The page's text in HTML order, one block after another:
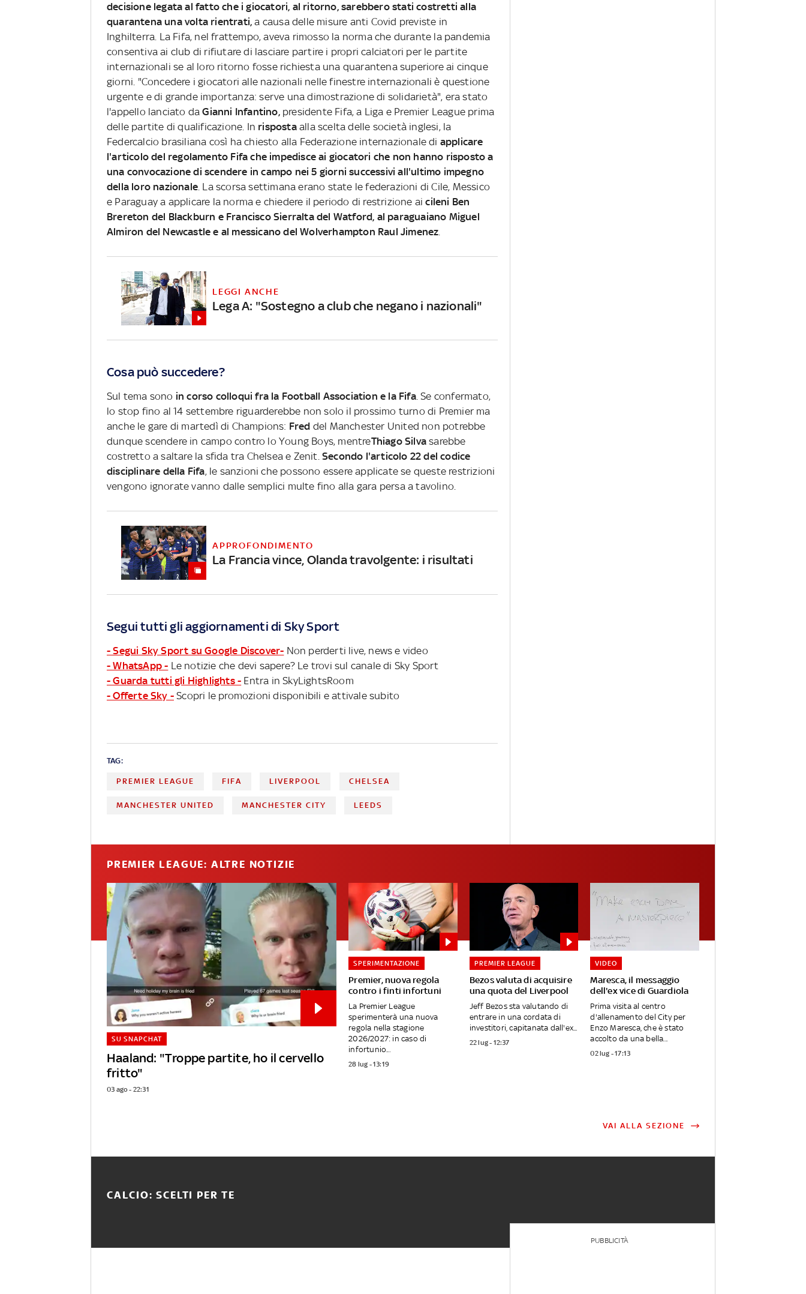
decisione legata al fatto che i giocatori, al ritorno, sarebbero stati costretti alla
quarantena una volta rientrati,a causa delle misure anti Covid previste in
Inghilterra. La Fifa, nel frattempo, aveva rimosso la norma che durante la pandemia
consentiva ai club di rifiutare di lasciare partire i propri calciatori per le partite
internazionali se al loro ritorno fosse richiesta una quarantena superiore ai cinque
giorni. "Concedere i giocatori alle nazionali nelle finestre internazionali è questione
urgente e di grande importanza: serve una dimostrazione di solidarietà", era stato
l'appello lanciato daGianni Infantino,presidente Fifa, a Liga e Premier League prima
delle partite di qualificazione. In rispostaalla scelta delle società inglesi, la
Federcalcio brasiliana così ha chiesto alla Federazione internazionale di applicare
l'articolo del regolamento Fifa che impedisce ai giocatori che non hanno risposto a
una convocazione di scendere in campo nei 5 giorni successivi all'ultimo impegno
della loro nazionale. La scorsa settimana erano state le federazioni di Cile, Messico
e Paraguay a applicare la norma e chiedere il periodo di restrizione aicileni Ben
Brereton del Blackburn e Francisco Sierralta del Watford, al paraguaiano Miguel
Almiron del Newcastle e al messicano del Wolverhampton Raul Jimenez.
LEGGI ANCHE
Lega A: "Sostegno a club che negano i nazionali"
Cosa può succedere?
Sul tema sono in corso colloqui fra la Football Association e la Fifa. Se confermato,
lo stop fino al 14 settembre riguarderebbe non solo il prossimo turno di Premier ma
anche le gare di martedì di Champions: Fred del Manchester United non potrebbe
dunque scendere in campo contro lo Young Boys, mentreThiago Silvasarebbe
costretto a saltare la sfida tra Chelsea e Zenit. Secondo l'articolo 22 del codice
disciplinare della Fifa, le sanzioni che possono essere applicate se queste restrizioni
vengono ignorate vanno dalle semplici multe fino alla gara persa a tavolino.
APPROFONDIMENTO
La Francia vince, Olanda travolgente: i risultati
Segui tutti gli aggiornamenti di Sky Sport
- Segui Sky Sport su Google Discover- Non perderti live, news e video
- WhatsApp - Le notizie che devi sapere? Le trovi sul canale di Sky Sport
- Guarda tutti gli Highlights - Entra in SkyLightsRoom
- Offerte Sky - Scopri le promozioni disponibili e attivale subito
TAG:
PREMIER LEAGUE FIFA LIVERPOOL CHELSEA
MANCHESTER UNITED MANCHESTER CITY LEEDS
PREMIER LEAGUE: ALTRE NOTIZIE
Haaland: "Troppe partite, ho il cervello
fritto"
SU SNAPCHAT
03 ago - 22:31
Premier, nuova regola
contro i finti infortuni
SPERIMENTAZIONE
La Premier League
sperimenterà una nuova
regola nella stagione
2026/2027: in caso di
infortunio...
28 lug - 13:19
Bezos valuta di acquisire
una quota del Liverpool
PREMIER LEAGUE
Jeff Bezos sta valutando di
entrare in una cordata di
investitori, capitanata dall'ex...
22 lug - 12:37
Maresca, il messaggio
dell'ex vice di Guardiola
VIDEO
Prima visita al centro
d'allenamento del City per
Enzo Maresca, che è stato
accolto da una bella...
02 lug - 17:13
VAI ALLA SEZIONE
CALCIO: SCELTI PER TE
PUBBLICITÀ